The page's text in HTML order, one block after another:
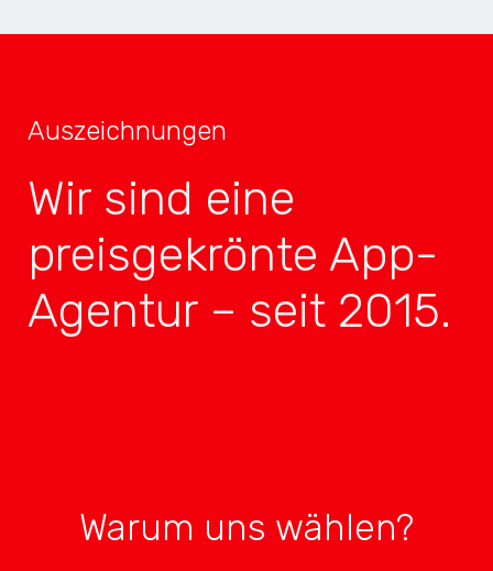
Auszeichnungen
Wir sind eine
preisgekrönte App-
Agentur – seit 2015.
Warum uns wählen?